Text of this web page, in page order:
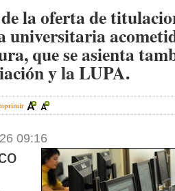
la oferta de
universitaria
que se asienta
y la LUPA.
09:16